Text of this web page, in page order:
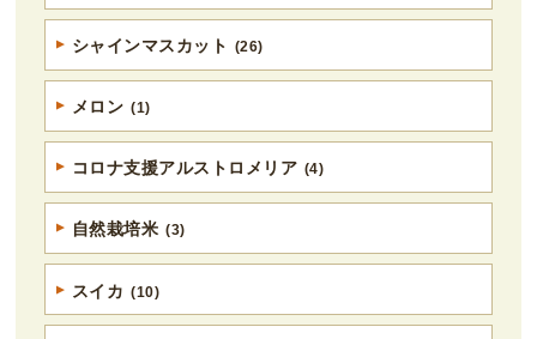
シャインマスカット (26)
メロン (1)
コロナ支援アルストロメリア (4)
自然栽培米 (3)
スイカ (10)